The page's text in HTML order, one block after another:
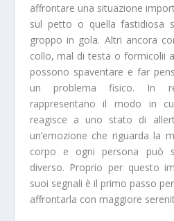
affrontare una situazione
sul petto o quella fastidiosa
groppo in gola. Altri ancora
collo, mal di testa o formicolii
possono spaventare e far
un problema fisico. In
rappresentano il modo in
reagisce a uno stato di
un’emozione che riguarda la
corpo e ogni persona può
diverso. Proprio per questo
suoi segnali è il primo passo
affrontarla con maggiore